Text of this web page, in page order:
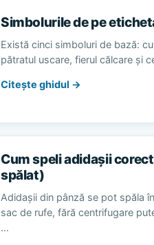
Simbolurile de pe
Există cinci simboluri de bază:
pătratul uscare, fierul călcare și
Citește ghidul →
Cum speli adidașii
spălat)
Adidașii din pânză se pot spăla
sac de rufe, fără centrifugare
…